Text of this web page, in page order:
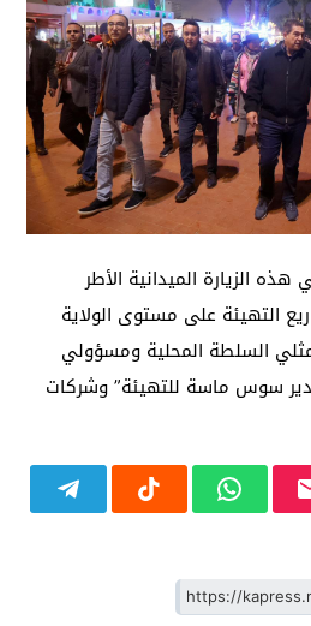
الزيارة الميدانية الأطر
التهيئة على مستوى الولاية
السلطة المحلية ومسؤولي
سوس ماسة للتهيئة” وشركات